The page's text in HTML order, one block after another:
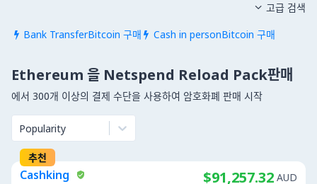
 Bank TransferBitcoin 구매  Cash in personBitcoin 구매
 고급 검색
Ethereum 을 Netspend Reload Pack판매
에서 300개 이상의 결제 수단을 사용하여 암호화폐 판매 시작
Popularity
추천
Cashking $91,257.32 AUD